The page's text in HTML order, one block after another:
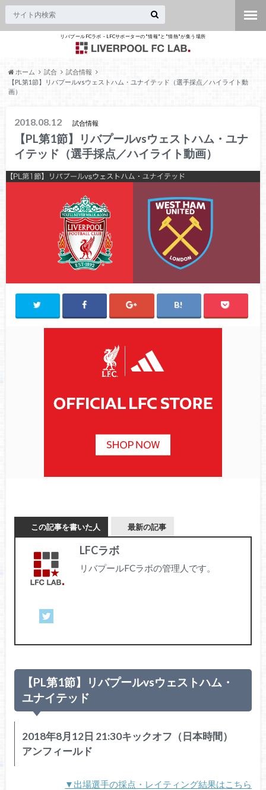
リバプールFCラボ – LFCサポーターの"情報"と"情熱"が集う場所
ホーム 試合
試合情報
【PL第1節】リバプールvsウェストハム・ユナイテッド（選手採点／ハイライト動
画）
2018.08.12 試合情報
【PL第1節】リバプールvsウェストハム・ユナ
イテッド（選手採点／ハイライト動画）
この記事を書いた人 最新の記事
LFCラボ
リバプールFCラボの管理人です。
【PL第1節】リバプールvsウェストハム・
ユナイテッド
2018年8月12日 21:30キックオフ（日本時間）
アンフィールド
▼出場選手の採点・レイティング結果はこちら